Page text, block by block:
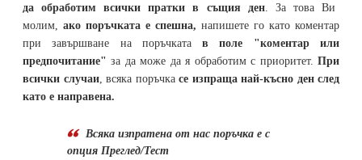
да обработим всички пратки в същия ден. За това Ви
молим, ако поръчката е спешна, напишете го като коментар
при завършване на поръчкатав поле "коментар или
предпочитание" за да може да я обработим с приоритет. При
всички случаи, всяка поръчка се изпраща най-късно ден след
като е направена.
Всяка изпратена от нас поръчка е с
опция Преглед/Тест